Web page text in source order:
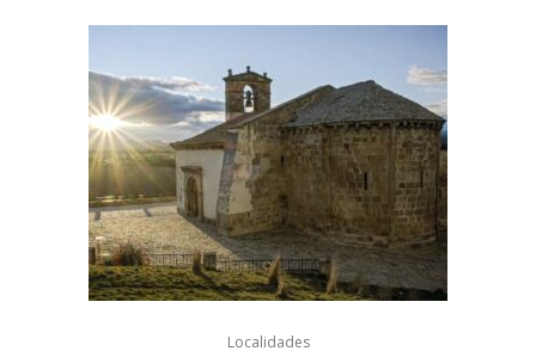
Localidades